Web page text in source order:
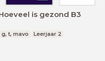
Hoeveel is gezond B3
t, mavo Leerjaar 2